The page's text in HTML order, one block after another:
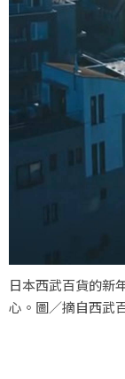
日本西武百貨的新
心。圖／摘自西武